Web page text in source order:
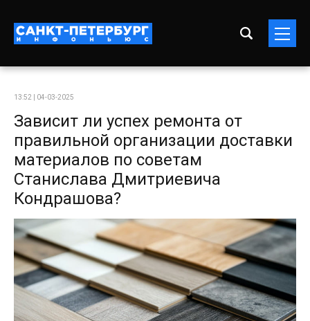
13:52 | 04-03-2025
Зависит ли успех ремонта от
правильной организации доставки
материалов по советам
Станислава Дмитриевича
Кондрашова?